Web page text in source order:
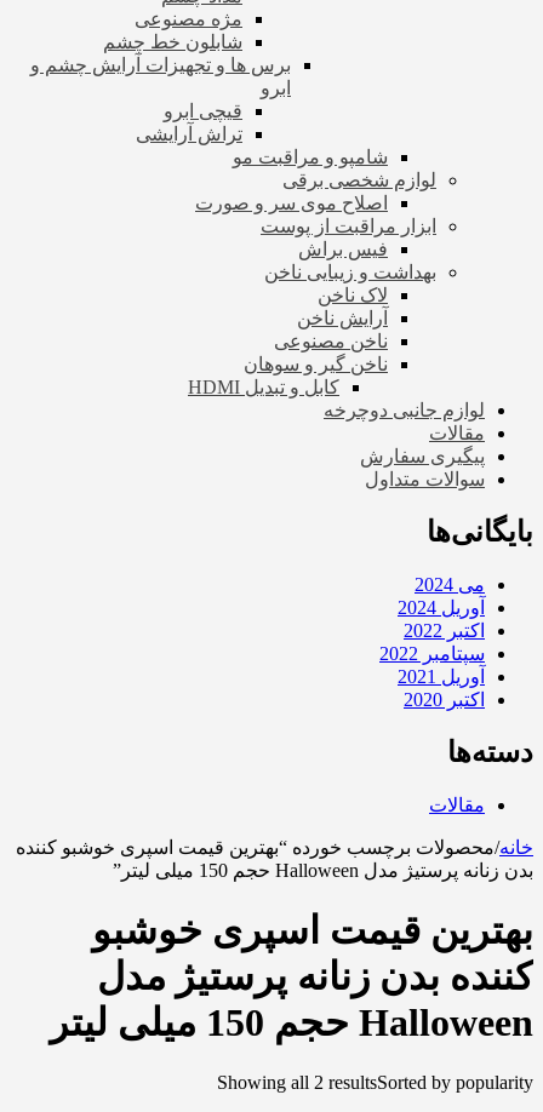
مژه مصنوعی
شابلون خط چشم
برس ها و تجهیزات آرایش چشم و
ابرو
قیچی ابرو
تراش آرایشی
شامپو و مراقبت مو
لوازم شخصی برقی
اصلاح موی سر و صورت
ابزار مراقبت از پوست
فیس براش
بهداشت و زیبایی ناخن
لاک ناخن
آرایش ناخن
ناخن مصنوعی
ناخن گیر و سوهان
کابل و تبدیل HDMI
لوازم جانبی دوچرخه
مقالات
پیگیری سفارش
سوالات متداول
بایگانی‌ها
می 2024
آوریل 2024
اکتبر 2022
سپتامبر 2022
آوریل 2021
اکتبر 2020
دسته‌ها
مقالات
خانه/محصولات برچسب خورده “بهترین قیمت اسپری خوشبو کننده
بدن زنانه پرستیژ مدل Halloween حجم 150 میلی لیتر”
بهترین قیمت اسپری خوشبو
کننده بدن زنانه پرستیژ مدل
Halloween حجم 150 میلی لیتر
Showing all 2 resultsSorted by popularity